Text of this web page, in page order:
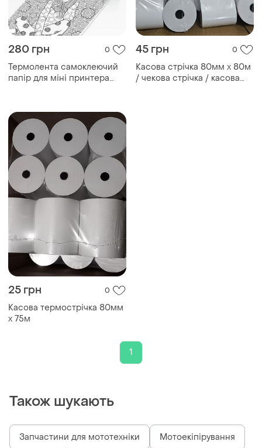
280 грн 0
Термолента самоклеючий
папір для міні принтера
45 грн 0
Касова стрічка 80мм х 80м
/ чекова стрічка / касова
25 грн 0
Касова термострічка 80мм
х 75м
1
Також шукають
Запчастини для мототехніки Мотоекіпірування